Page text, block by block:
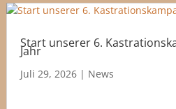
Start unserer 6.
Jahr
Juli 29, 2026| News